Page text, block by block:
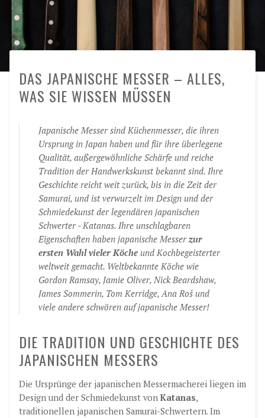
DAS JAPANISCHE MESSER – ALLES,
WAS SIE WISSEN MÜSSEN
Japanische Messer sind Küchenmesser, die ihren
Ursprung in Japan haben und für ihre überlegene
Qualität, außergewöhnliche Schärfe und reiche
Tradition der Handwerkskunst bekannt sind. Ihre
Geschichte reicht weit zurück, bis in die Zeit der
Samurai, und ist verwurzelt im Design und der
Schmiedekunst der legendären japanischen
Schwerter - Katanas. Ihre unschlagbaren
Eigenschaften haben japanische Messerzur
ersten Wahl vieler Köche und Kochbegeisterter
weltweit gemacht. Weltbekannte Köche wie
Gordon Ramsay, Jamie Oliver, Nick Beardshaw,
James Sommerin, Tom Kerridge, Ana Roš und
viele andere schwören auf japanische Messer!
DIE TRADITION UND GESCHICHTE DES
JAPANISCHEN MESSERS
Die Ursprünge der japanischen Messermacherei liegen im
Design und der Schmiedekunst von Katanas,
traditionellen japanischen Samurai-Schwertern. Im